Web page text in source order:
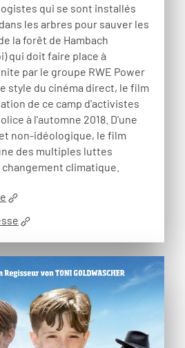
qui se sont installés
les arbres pour sauver les
la forêt de Hambach
qui doit faire place à
par le groupe RWE Power
style du cinéma direct, le film
de ce camp d'activistes
à l'automne 2018. D'une
non-idéologique, le film
des multiples luttes
climatique.